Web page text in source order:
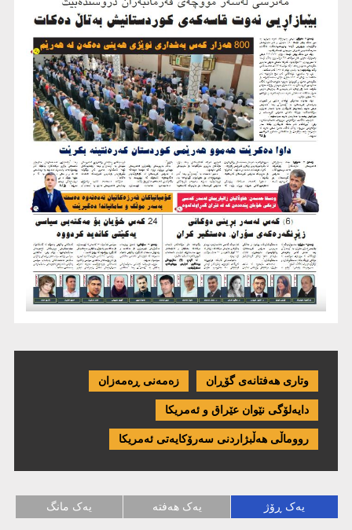
وتاری هەفتانەی گۆڕان زەمەنی ڕەمەزان
دایەلۆگی نێوان عێراق و ئەمریكا
رووماڵی هەڵبژاردنی سەرۆکایەتی ئەمریکا
یەک ڕۆژ یەک هەفتە یەک مانگ